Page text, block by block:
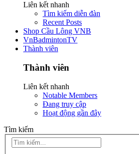
Liên kết nhanh
Tìm kiếm diễn đàn
Recent Posts
Shop Cầu Lông VNB
VnBadmintonTV
Thành viên
Thành viên
Liên kết nhanh
Notable Members
Đang truy cập
Hoạt động gần đây
Tìm kiếm